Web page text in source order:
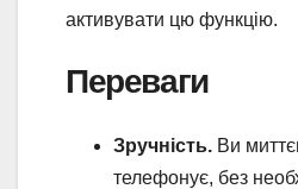
активувати цю функцію.
Переваги
Зручність. Ви
телефонує, без